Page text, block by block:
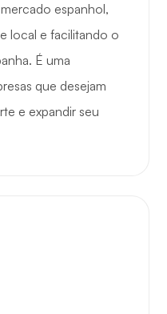
espanhol,
local e facilitando o
É uma
que desejam
e expandir seu